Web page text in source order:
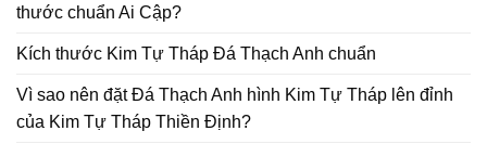
thước chuẩn Ai Cập?
Kích thước Kim Tự Tháp Đá Thạch Anh chuẩn
Vì sao nên đặt Đá Thạch Anh hình Kim Tự Tháp lên đỉnh
của Kim Tự Tháp Thiền Định?